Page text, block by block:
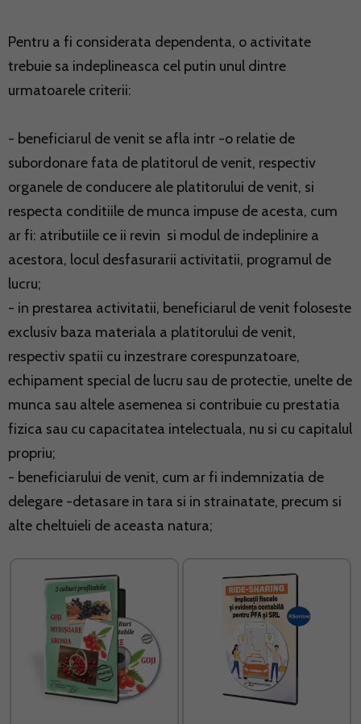
Pentru a fi considerata dependenta, o activitate
trebuie sa indeplineasca cel putin unul dintre
urmatoarele criterii:
- beneficiarul de venit se afla intr -o relatie de
subordonare fata de platitorul de venit, respectiv
organele de conducere ale platitorului de venit, si
respecta conditiile de munca impuse de acesta, cum
ar fi: atributiile ce ii revin si modul de indeplinire a
acestora, locul desfasurarii activitatii, programul de
lucru;
- in prestarea activitatii, beneficiarul de venit foloseste
exclusiv baza materiala a platitorului de venit,
respectiv spatii cu inzestrare corespunzatoare,
echipament special de lucru sau de protectie, unelte de
munca sau altele asemenea si contribuie cu prestatia
fizica sau cu capacitatea intelectuala, nu si cu capitalul
propriu;
- beneficiarului de venit, cum ar fi indemnizatia de
delegare -detasare in tara si in strainatate, precum si
alte cheltuieli de aceasta natura;